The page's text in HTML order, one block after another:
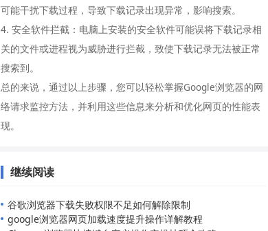
可能干扰下载过程，导致下载记录出现异常，影响搜索。
4. 安全软件拦截：电脑上安装的安全软件可能误将下载记录相
关的文件或进程视为威胁进行拦截，致使下载记录无法被正常
搜索到。
总的来说，通过以上步骤，您可以轻松掌握Google浏览器的网
络请求监控方法，并利用这些信息来分析和优化网页的性能表
现。
继续阅读
谷歌浏览器下载失败权限不足如何解除限制
google浏览器网页加载速度提升操作详解教程